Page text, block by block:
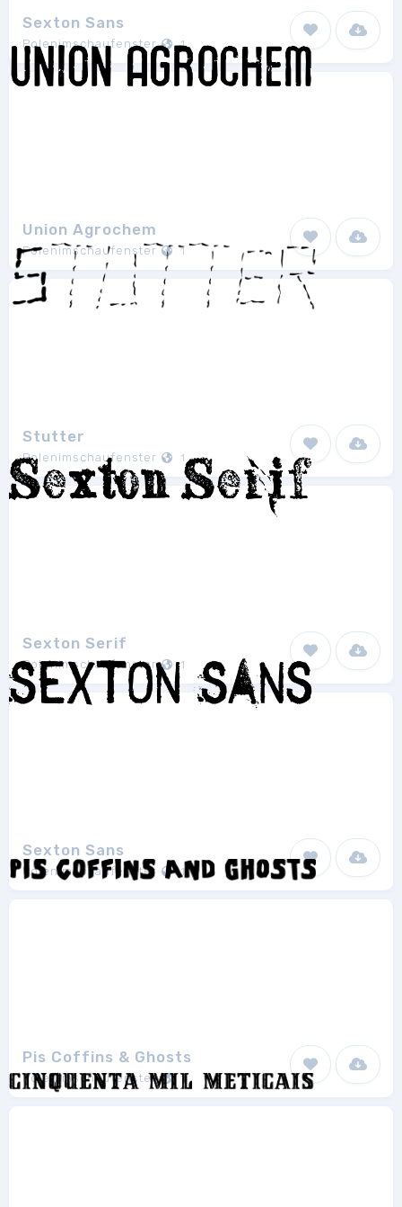
Sexton Sans
Polenimschaufenster 1
Union Agrochem
Polenimschaufenster 1
Stutter
Polenimschaufenster 1
Sexton Serif
Polenimschaufenster 1
Sexton Sans
Polenimschaufenster 1
Pis Coffins & Ghosts
Polenimschaufenster 1